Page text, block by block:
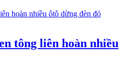
tông liên hoàn nhiều